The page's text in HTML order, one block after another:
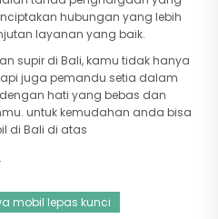
hubungan yang lebih
layanan yang baik.
supir di Bali, kamu tidak hanya
juga pemandu setia dalam
hati yang bebas dan
untuk kemudahan anda bisa
di Bali di atas
mobil lepas kunci